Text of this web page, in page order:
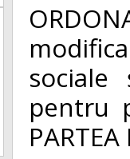
pentru